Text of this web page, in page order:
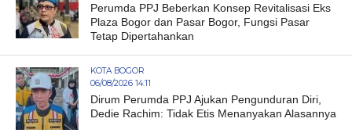
Perumda PPJ Beberkan Konsep Revitalisasi Eks
Plaza Bogor dan Pasar Bogor, Fungsi Pasar
Tetap Dipertahankan
KOTA BOGOR
06/08/2026 14:11
Dirum Perumda PPJ Ajukan Pengunduran Diri,
Dedie Rachim: Tidak Etis Menanyakan Alasannya